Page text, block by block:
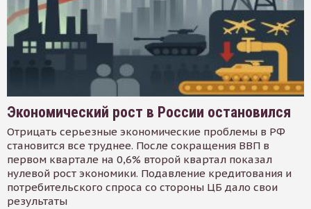
Экономический рост в России остановился
Отрицать серьезные экономические проблемы в РФ
становится все труднее. После сокращения ВВП в
первом квартале на 0,6% второй квартал показал
нулевой рост экономики. Подавление кредитования и
потребительского спроса со стороны ЦБ дало свои
результаты